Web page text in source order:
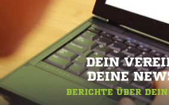
DEIN
DEINE
BERICHTE ÜBER